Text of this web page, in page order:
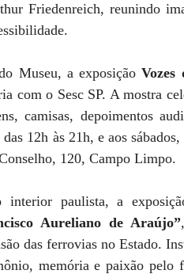
Friedenreich, reunindo
Museu, a exposição Vozes
com o Sesc SP. A mostra
camisas, depoimentos
das 12h às 21h, e aos
120, Campo Limpo.
interior paulista, a
Aureliano de Araújo”
das ferrovias no Estado.
memória e paixão pelo